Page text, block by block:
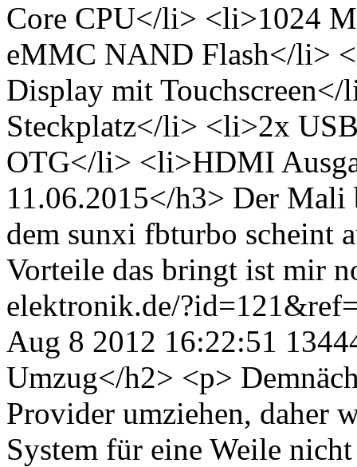
Core CPU</li> <li>1024
eMMC NAND Flash</li>
Display mit
Steckplatz</li> <li>2x
OTG</li> <li>HDMI
11.06.2015</h3> Der Mali
dem sunxi fbturbo scheint
Vorteile das bringt ist mir
elektronik.de/
Aug 8 2012 16:22:51
Umzug</h2> <p>
Provider umziehen, daher
System für eine Weile